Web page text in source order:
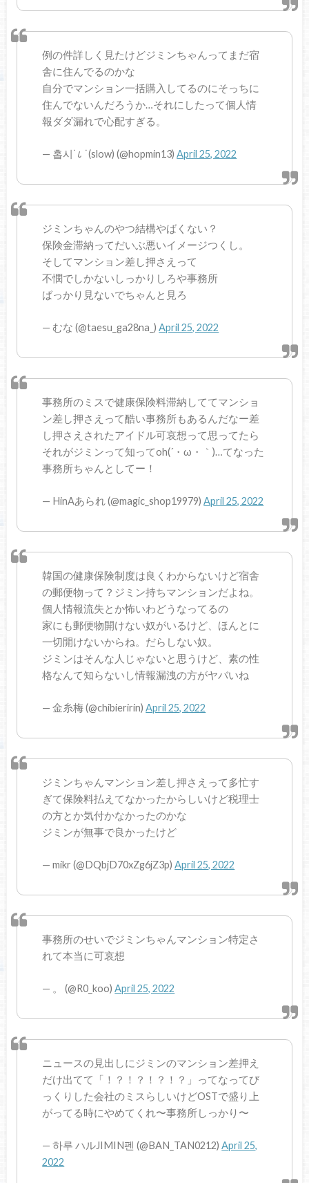
例の件詳しく見たけどジミンちゃんってまだ宿
舎に住んでるのかな
自分でマンション一括購入してるのにそっちに
住んでないんだろうか…それにしたって個人情
報ダダ漏れで心配すぎる。
— 홉시˙८ ˙(slow) (@hopmin13)April 25, 2022
ジミンちゃんのやつ結構やばくない？
保険金滞納ってだいぶ悪いイメージつくし。
そしてマンション差し押さえって
不憫でしかないしっかりしろや事務所
ばっかり見ないでちゃんと見ろ
— むな (@taesu_ga28na_)April 25, 2022
事務所のミスで健康保険料滞納しててマンショ
ン差し押さえって酷い事務所もあるんだなー差
し押さえされたアイドル可哀想って思ってたら
それがジミンって知ってoh(´・ω・｀)…てなった
事務所ちゃんとしてー！
— HinAあられ (@magic_shop19979)April 25, 2022
韓国の健康保険制度は良くわからないけど宿舎
の郵便物って？ジミン持ちマンションだよね。
個人情報流失とか怖いわどうなってるの
家にも郵便物開けない奴がいるけど、ほんとに
一切開けないからね。だらしない奴。
ジミンはそんな人じゃないと思うけど、素の性
格なんて知らないし情報漏洩の方がヤバいね
— 金糸梅 (@chibieririn)April 25, 2022
ジミンちゃんマンション差し押さえって多忙す
ぎて保険料払えてなかったからしいけど税理士
の方とか気付かなかったのかな
ジミンが無事で良かったけど
— mikr (@DQbjD70xZg6jZ3p)April 25, 2022
事務所のせいでジミンちゃんマンション特定さ
れて本当に可哀想
— 。 (@R0_koo)April 25, 2022
ニュースの見出しにジミンのマンション差押え
だけ出てて「！？！？！？！？」ってなってび
っくりした会社のミスらしいけどOSTで盛り上
がってる時にやめてくれ〜事務所しっかり〜
— 하루 ハルJIMIN펜 (@BAN_TAN0212)April 25,
2022